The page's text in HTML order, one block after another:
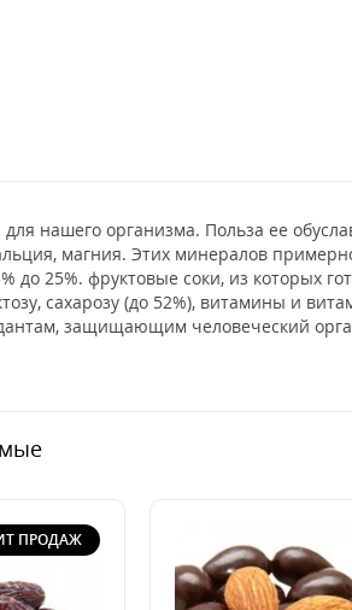
нашего организма. Польза ее
магния. Этих минералов
25%. фруктовые соки, из которых
сахарозу (до 52%), витамины и
защищающим человеческий
ПРОДАЖ